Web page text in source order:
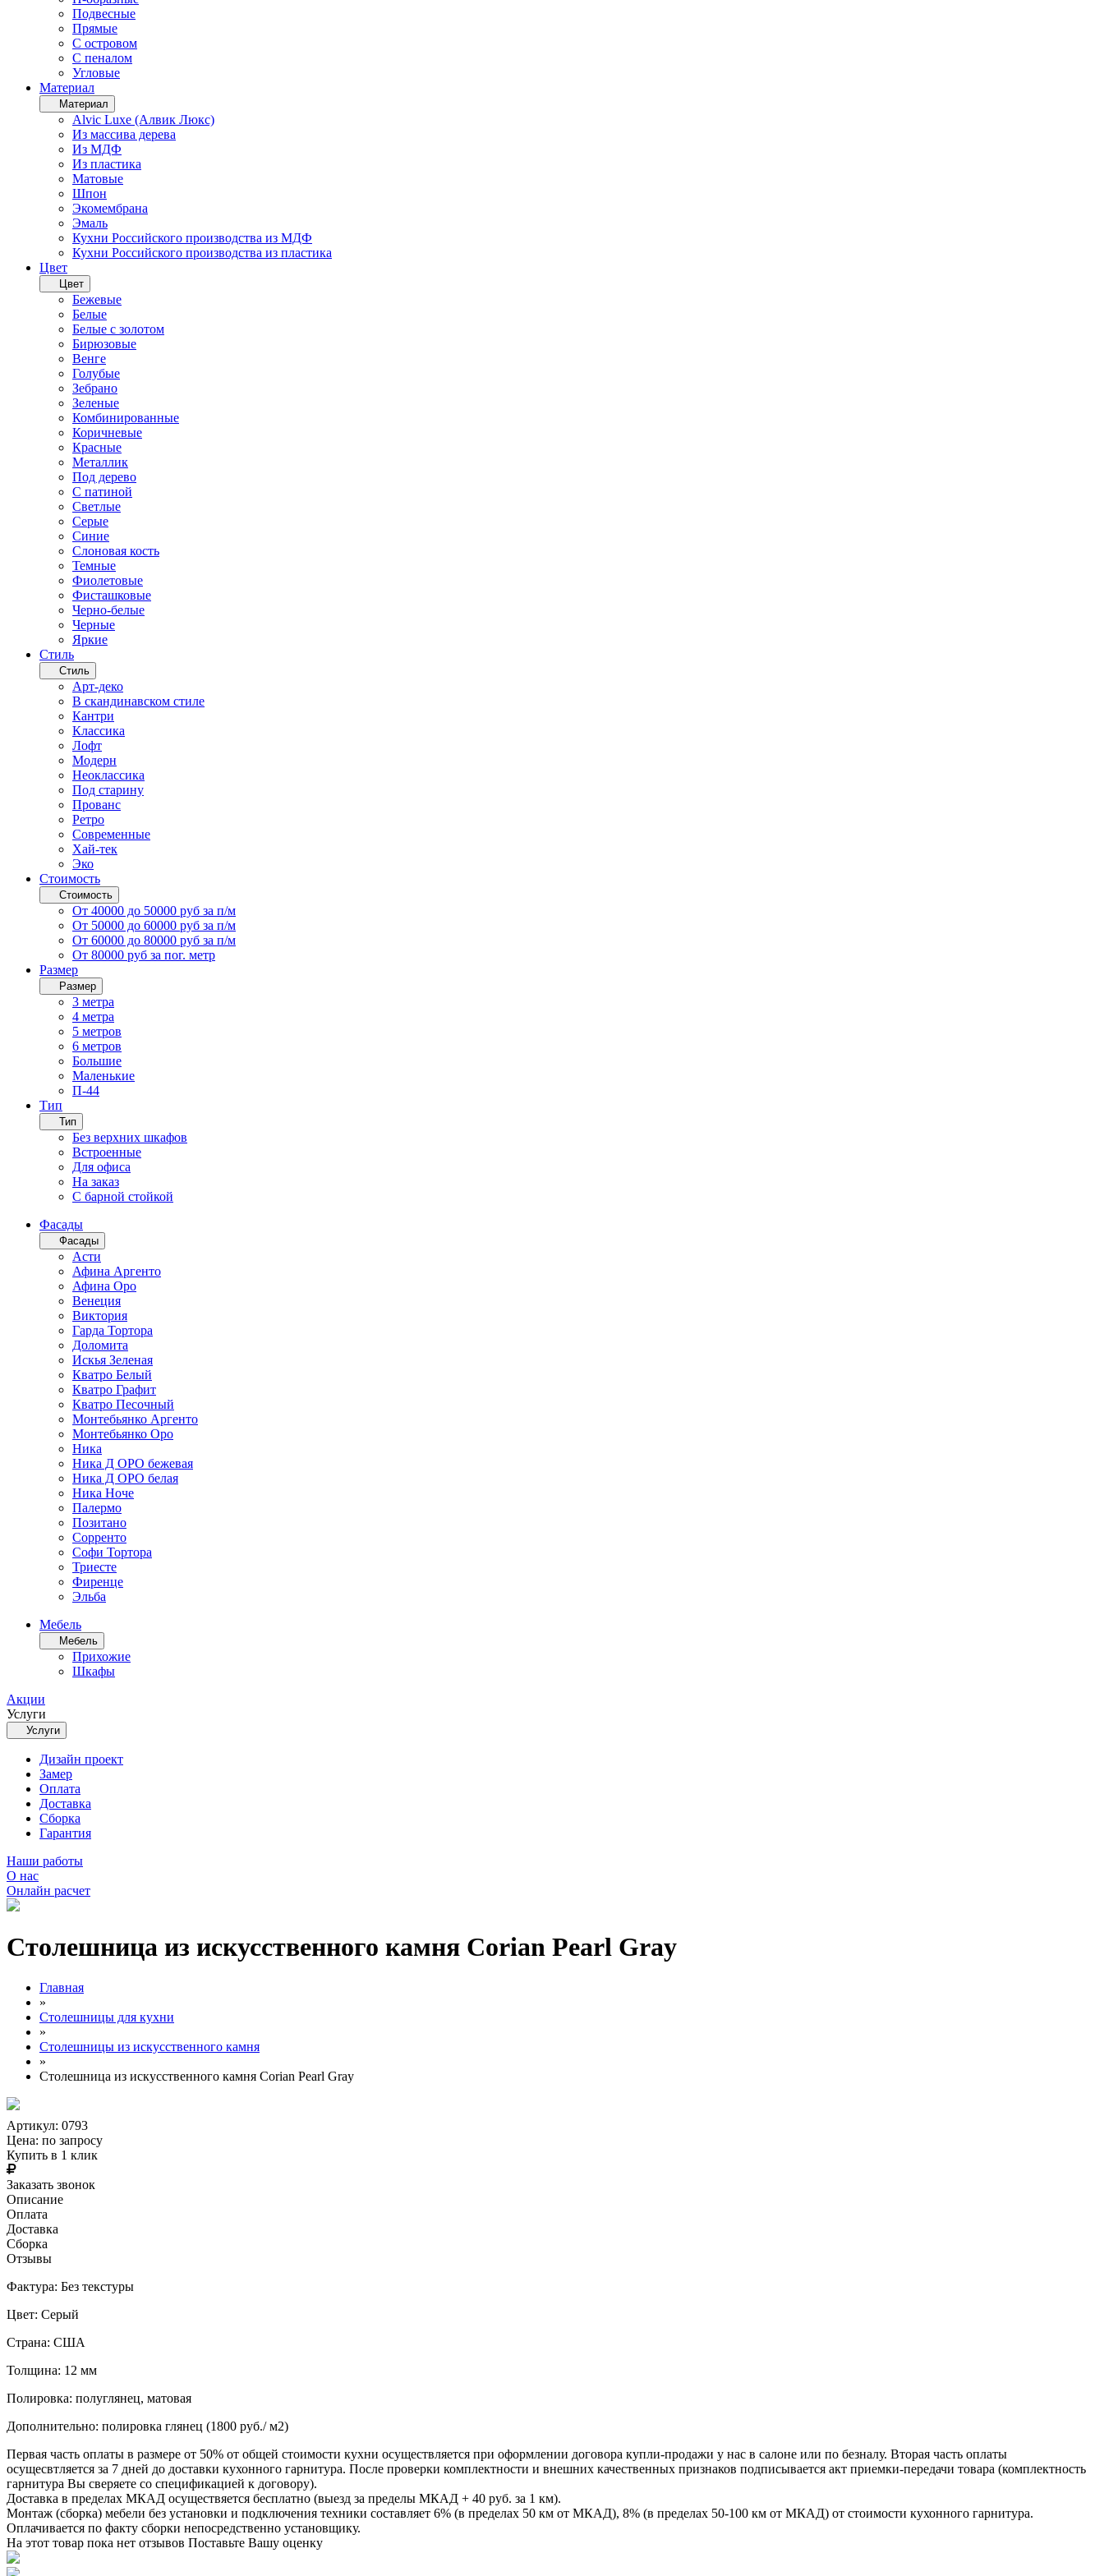
Подвесные
Прямые
С островом
С пеналом
Угловые
Материал
Материал
Alvic Luxe (Алвик Люкс)
Из массива дерева
Из МДФ
Из пластика
Матовые
Шпон
Экомембрана
Эмаль
Кухни Российского производства из МДФ
Кухни Российского производства из пластика
Цвет
Цвет
Бежевые
Белые
Белые с золотом
Бирюзовые
Венге
Голубые
Зебрано
Зеленые
Комбинированные
Коричневые
Красные
Металлик
Под дерево
С патиной
Светлые
Серые
Синие
Слоновая кость
Темные
Фиолетовые
Фисташковые
Черно-белые
Черные
Яркие
Стиль
Стиль
Арт-деко
В скандинавском стиле
Кантри
Классика
Лофт
Модерн
Неоклассика
Под старину
Прованс
Ретро
Современные
Хай-тек
Эко
Стоимость
Стоимость
От 40000 до 50000 руб за п/м
От 50000 до 60000 руб за п/м
От 60000 до 80000 руб за п/м
От 80000 руб за пог. метр
Размер
Размер
3 метра
4 метра
5 метров
6 метров
Большие
Маленькие
П-44
Тип
Тип
Без верхних шкафов
Встроенные
Для офиса
На заказ
С барной стойкой
Фасады
Фасады
Асти
Афина Аргенто
Афина Оро
Венеция
Виктория
Гарда Тортора
Доломита
Искья Зеленая
Кватро Белый
Кватро Графит
Кватро Песочный
Монтебьянко Аргенто
Монтебьянко Оро
Ника
Ника Д ОРО бежевая
Ника Д ОРО белая
Ника Ноче
Палермо
Позитано
Сорренто
Софи Тортора
Триесте
Фиренце
Эльба
Мебель
Мебель
Прихожие
Шкафы
Акции
Услуги
Услуги
Дизайн проект
Замер
Оплата
Доставка
Сборка
Гарантия
Наши работы
О нас
Онлайн расчет
Столешница из искусственного камня Corian Pearl Gray
Главная
»
Столешницы для кухни
»
Столешницы из искусственного камня
»
Столешница из искусственного камня Corian Pearl Gray
Артикул: 0793
Цена: по запросу
Купить в 1 клик
Заказать звонок
Описание
Оплата
Доставка
Сборка
Отзывы
Фактура: Без текстуры
Цвет: Серый
Страна: США
Толщина: 12 мм
Полировка: полуглянец, матовая
Дополнительно: полировка глянец (1800 руб./ м2)
Первая часть оплаты в размере от 50% от общей стоимости кухни осуществляется при оформлении договора купли-продажи у нас в салоне или по безналу. Вторая часть оплаты
осущесвтляется за 7 дней до доставки кухонного гарнитура. После проверки комплектности и внешних качественных признаков подписывается акт приемки-передачи товара (комплектность
гарнитура Вы сверяете со спецификацией к договору).
Доставка в пределах МКАД осуществяется бесплатно (выезд за пределы МКАД + 40 руб. за 1 км).
Монтаж (сборка) мебели без установки и подключения техники составляет 6% (в пределах 50 км от МКАД), 8% (в пределах 50-100 км от МКАД) от стоимости кухонного гарнитура.
Оплачивается по факту сборки непосредственно установщику.
На этот товар пока нет отзывов Поставьте Вашу оценку